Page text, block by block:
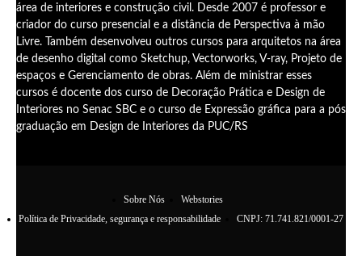
área de interiores e construção civil. Desde 2007 é professor e
criador do curso presencial e a distância de Perspectiva à mão
Livre. Também desenvolveu outros cursos para arquitetos na área
de desenho digital como Sketchup, Vectorworks, V-ray, Projeto de
espaços e Gerenciamento de obras. Além de ministrar esses
cursos é docente dos curso de Decoração Prática e Design de
Interiores no Senac SBC e o curso de Expressão gráfica para a pós
graduação em Design de Interiores da PUC/RS
Sobre Nós
Webstories
Política de Privacidade, segurança e responsabilidade
CNPJ: 71.741.821/0001-27